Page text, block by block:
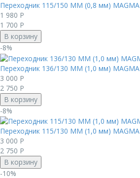
Переходник 115/150 ММ (0,8 мм) MAGMА
1 980 Р
1 700 Р
В корзину
-8%
Переходник 136/130 ММ (1,0 мм) MAGMА
3 000 Р
2 750 Р
В корзину
-8%
Переходник 115/130 ММ (1,0 мм) MAGMА
3 000 Р
2 750 Р
В корзину
-10%